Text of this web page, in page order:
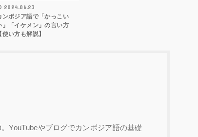
2024.06.23
ンボジア語で「かっこい
」「イケメン」の言い方
【使い方も解説】
YouTubeやブログでカンボジア語の基礎